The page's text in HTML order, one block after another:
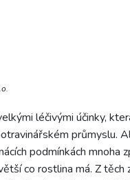
léčivými účinky,
průmyslu.
podmínkách mnoha
co rostlina má. Z těch